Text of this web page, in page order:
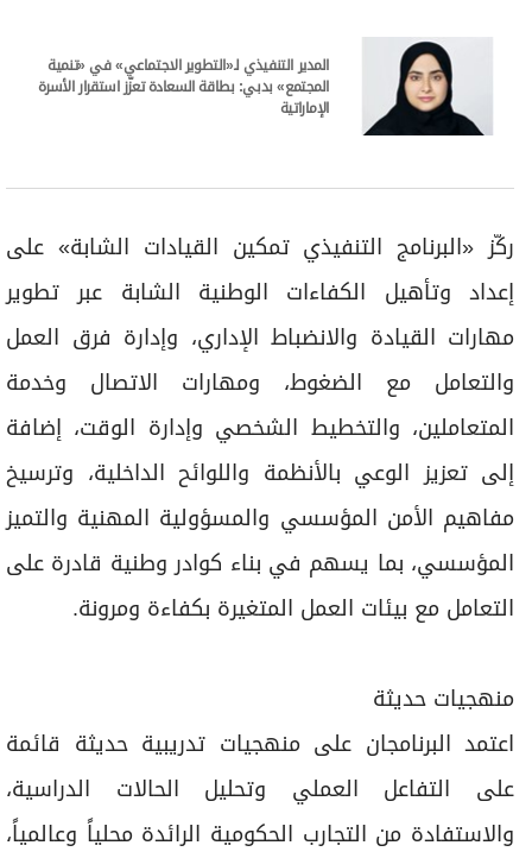
المدير التنفيذي لـ«التطوير الاجتماعي» في «تنمية
المجتمع» بدبي: بطاقة السعادة تعزّز استقرار الأسرة
الإماراتية
ركّز «البرنامج التنفيذي تمكين القيادات الشابة» على
إعداد وتأهيل الكفاءات الوطنية الشابة عبر تطوير
مهارات القيادة والانضباط الإداري، وإدارة فرق العمل
والتعامل مع الضغوط، ومهارات الاتصال وخدمة
المتعاملين، والتخطيط الشخصي وإدارة الوقت، إضافة
إلى تعزيز الوعي بالأنظمة واللوائح الداخلية، وترسيخ
مفاهيم الأمن المؤسسي والمسؤولية المهنية والتميز
المؤسسي، بما يسهم في بناء كوادر وطنية قادرة على
التعامل مع بيئات العمل المتغيرة بكفاءة ومرونة.
منهجيات حديثة
اعتمد البرنامجان على منهجيات تدريبية حديثة قائمة
على التفاعل العملي وتحليل الحالات الدراسية،
والاستفادة من التجارب الحكومية الرائدة محلياً وعالمياً،